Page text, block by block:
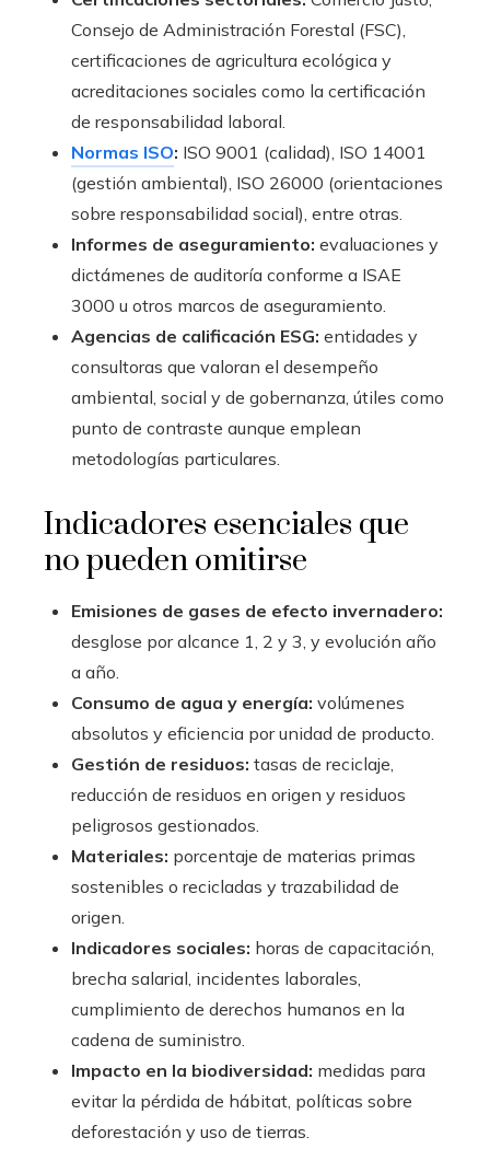
Consejo de Administración Forestal (FSC),
certificaciones de agricultura ecológica y
acreditaciones sociales como la certificación
de responsabilidad laboral.
Normas ISO: ISO 9001 (calidad), ISO 14001
(gestión ambiental), ISO 26000 (orientaciones
sobre responsabilidad social), entre otras.
Informes de aseguramiento: evaluaciones y
dictámenes de auditoría conforme a ISAE
3000 u otros marcos de aseguramiento.
Agencias de calificación ESG: entidades y
consultoras que valoran el desempeño
ambiental, social y de gobernanza, útiles como
punto de contraste aunque emplean
metodologías particulares.
Indicadores esenciales que
no pueden omitirse
Emisiones de gases de efecto invernadero:
desglose por alcance 1, 2 y 3, y evolución año
a año.
Consumo de agua y energía: volúmenes
absolutos y eficiencia por unidad de producto.
Gestión de residuos: tasas de reciclaje,
reducción de residuos en origen y residuos
peligrosos gestionados.
Materiales: porcentaje de materias primas
sostenibles o recicladas y trazabilidad de
origen.
Indicadores sociales: horas de capacitación,
brecha salarial, incidentes laborales,
cumplimiento de derechos humanos en la
cadena de suministro.
Impacto en la biodiversidad: medidas para
evitar la pérdida de hábitat, políticas sobre
deforestación y uso de tierras.